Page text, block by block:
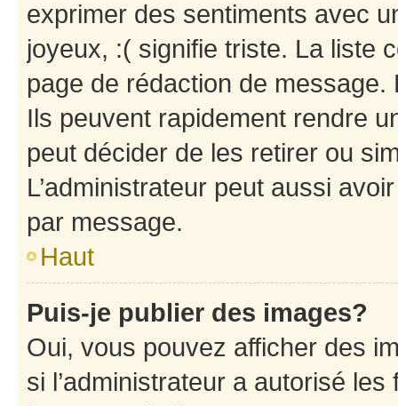
exprimer des sentiments avec
joyeux, :( signifie triste. La liste
page de rédaction de
Ils peuvent rapidement rendre
peut décider de les retirer ou
L’administrateur peut aussi
par message.
Haut
Puis-je publier des images?
Oui, vous pouvez afficher des
si l’administrateur a autorisé